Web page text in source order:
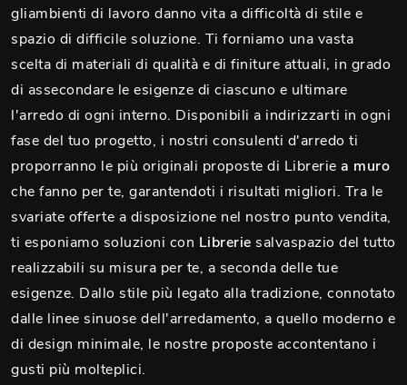
gliambienti di lavoro danno vita a difficoltà di stile e
spazio di difficile soluzione. Ti forniamo una vasta
scelta di materiali di qualità e di finiture attuali, in grado
di assecondare le esigenze di ciascuno e ultimare
l'arredo di ogni interno. Disponibili a indirizzarti in ogni
fase del tuo progetto, i nostri consulenti d'arredo ti
proporranno le più originali proposte di Librerie a muro
che fanno per te, garantendoti i risultati migliori. Tra le
svariate offerte a disposizione nel nostro punto vendita,
ti esponiamo soluzioni con Librerie salvaspazio del tutto
realizzabili su misura per te, a seconda delle tue
esigenze. Dallo stile più legato alla tradizione, connotato
dalle linee sinuose dell'arredamento, a quello moderno e
di design minimale, le nostre proposte accontentano i
gusti più molteplici.